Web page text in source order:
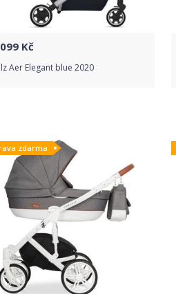
Kč
Aer Elegant blue 2020
Detail produktu
zdarma